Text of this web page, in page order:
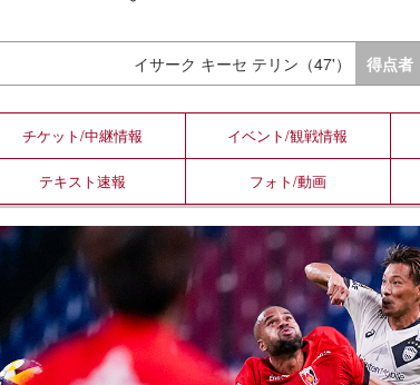
イサーク キーセ テリン（47'） 得点者
チケット/中継情報 イベント/観戦情報
テキスト速報 フォト/動画